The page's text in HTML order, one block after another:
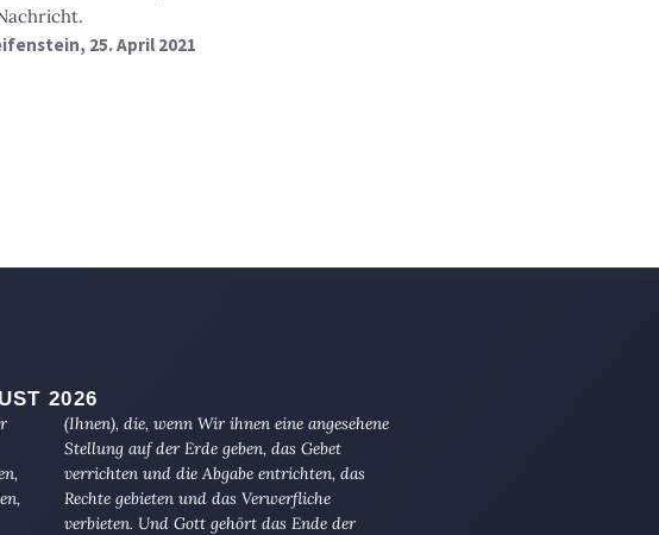
, 25. April 2021
2026
(Ihnen), die, wenn Wir ihnen eine angesehene
Stellung auf der Erde geben, das Gebet
verrichten und die Abgabe entrichten, das
Rechte gebieten und das Verwerfliche
verbieten. Und Gott gehört das Ende der